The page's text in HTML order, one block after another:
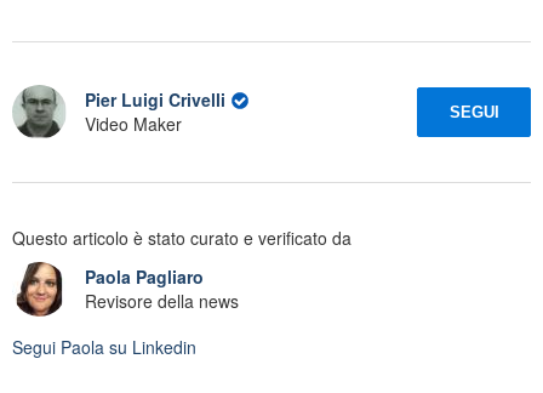
Pier Luigi Crivelli
Video Maker
SEGUI
Questo articolo è stato curato e verificato da
Paola Pagliaro
Revisore della news
Segui Paola su Linkedin